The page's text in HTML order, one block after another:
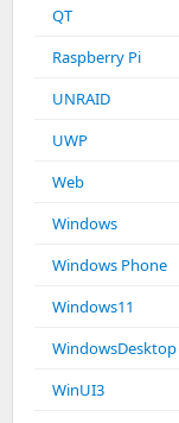
QT
Raspberry Pi
UNRAID
UWP
Web
Windows
Windows Phone
Windows11
WindowsDesktop
WinUI3